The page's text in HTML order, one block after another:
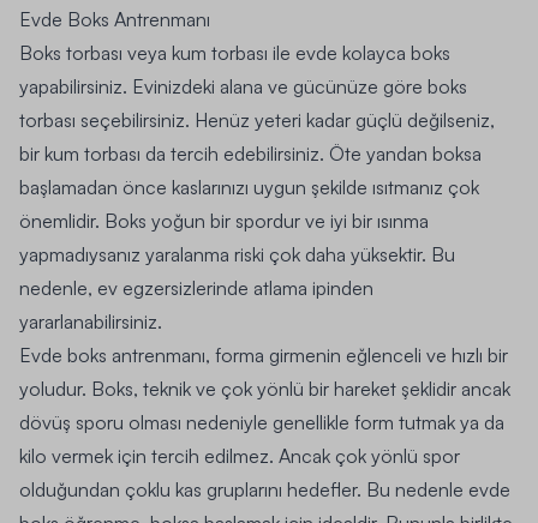
Evde Boks Antrenmanı
Boks torbası veya kum torbası ile evde kolayca boks
yapabilirsiniz. Evinizdeki alana ve gücünüze göre boks
torbası seçebilirsiniz. Henüz yeteri kadar güçlü değilseniz,
bir kum torbası da tercih edebilirsiniz. Öte yandan boksa
başlamadan önce kaslarınızı uygun şekilde ısıtmanız çok
önemlidir. Boks yoğun bir spordur ve iyi bir ısınma
yapmadıysanız yaralanma riski çok daha yüksektir. Bu
nedenle, ev egzersizlerinde atlama ipinden
yararlanabilirsiniz.
Evde boks antrenmanı, forma girmenin eğlenceli ve hızlı bir
yoludur. Boks, teknik ve çok yönlü bir hareket şeklidir ancak
dövüş sporu olması nedeniyle genellikle form tutmak ya da
kilo vermek için tercih edilmez. Ancak çok yönlü spor
olduğundan çoklu kas gruplarını hedefler. Bu nedenle evde